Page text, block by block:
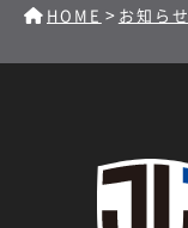
HOME > お知らせ